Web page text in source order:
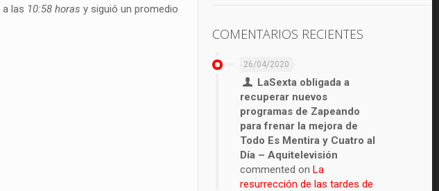
a las 10:58 horas y siguió un promedio
COMENTARIOS RECIENTES
26/04/2020
LaSexta obligada a
recuperar nuevos
programas de Zapeando
para frenar la mejora de
Todo Es Mentira y Cuatro al
Día – Aquitelevisión
commented onLa
resurrección de las tardes de